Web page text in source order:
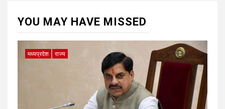
YOU MAY HAVE MISSED
मध्यप्रदेश राज्य